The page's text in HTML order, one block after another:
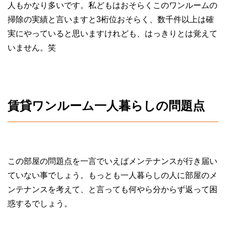
人もかなり多いです。私どもはおそらくこのワンルームの
掃除の実績と言いますと3桁位おそらく、数千件以上は確
実にやっていると思いますけれども、はっきりとは覚えて
いません。笑
賃貸ワンルーム一人暮らしの問題点
この部屋の問題点を一言でいえばメンテナンスが行き届い
ていない事でしょう。もっとも一人暮らしの人に部屋のメ
ンテナンスを考えて、と言っても何やら分からず返って困
惑するでしょう。